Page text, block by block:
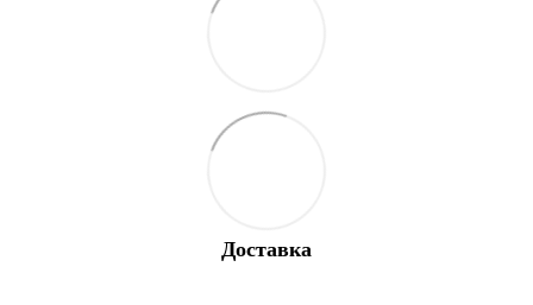
Доставка